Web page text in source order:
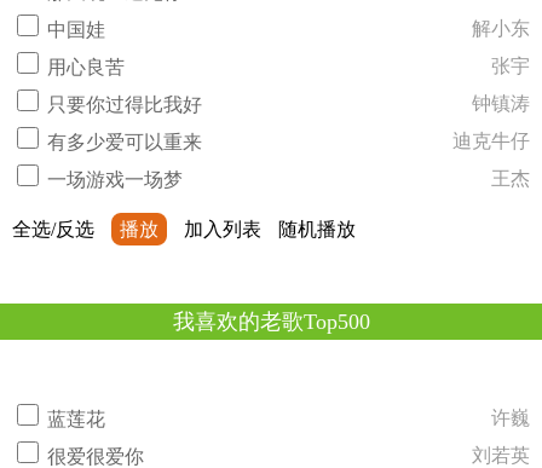
中国娃
解小东
用心良苦
张宇
只要你过得比我好
钟镇涛
有多少爱可以重来
迪克牛仔
一场游戏一场梦
王杰
全选/反选 播放 加入列表 随机播放
我喜欢的老歌Top500
蓝莲花
许巍
很爱很爱你
刘若英